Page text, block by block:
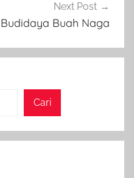
Next Post
Budidaya Buah Naga
Cari